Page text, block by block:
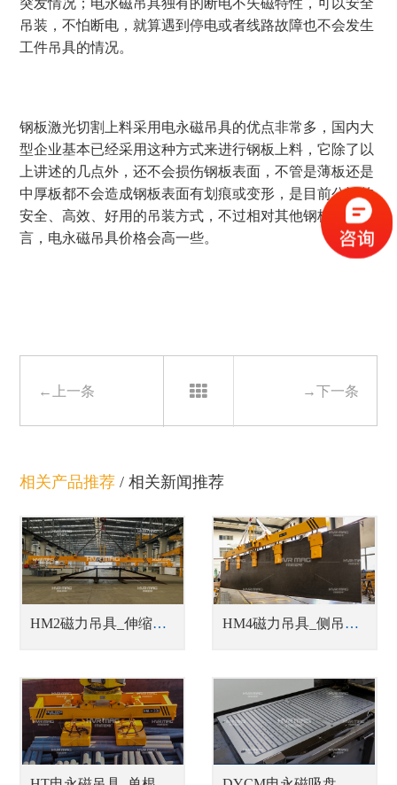
突发情况；电永磁吊具独有的断电不失磁特性，可以安全
吊装，不怕断电，就算遇到停电或者线路故障也不会发生
工件吊具的情况。
钢板激光切割上料采用电永磁吊具的优点非常多，国内大
型企业基本已经采用这种方式来进行钢板上料，它除了以
上讲述的几点外，还不会损伤钢板表面，不管是薄板还是
中厚板都不会造成钢板表面有划痕或变形，是目前公认的
安全、高效、好用的吊装方式，不过相对其他钢板吊具而
言，电永磁吊具价格会高一些。
←上一条 →下一条
相关产品推荐 /相关新闻推荐
HM2磁力吊具_伸缩梁中厚钢板吊具 HM4磁力吊具_侧吊型钢板翻转吊具